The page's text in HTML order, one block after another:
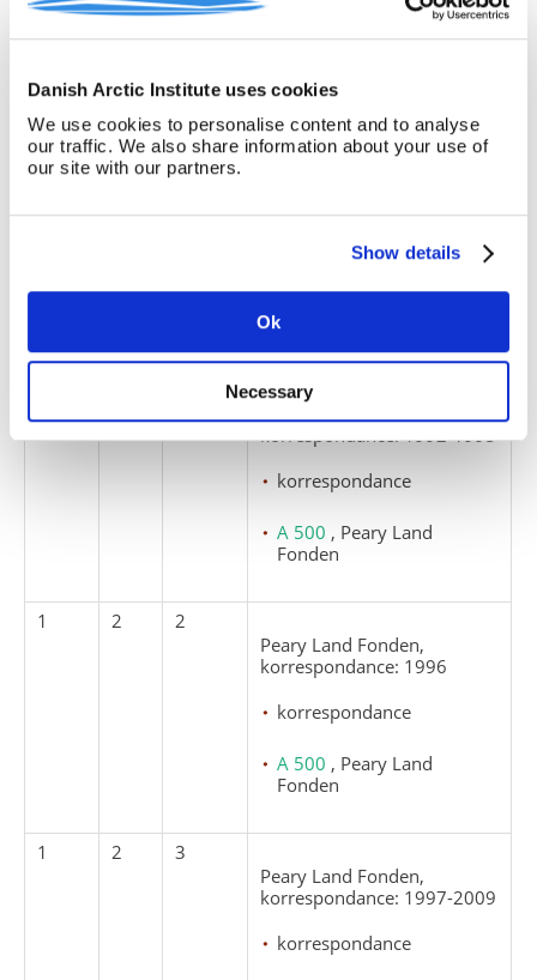
Danish Arctic Institute uses cookies
We use cookies to personalise content and to analyse
our traffic. We also share information about your use of
our site with our partners.
Show details
Ok
Necessary
Ekspeditionen
1
2
korrespondance
A 300, Danmark-
Ekspeditionen
korrespondance: 1992-1995
korrespondance
A 500 , Peary Land
Fonden
1 2
2
Peary Land Fonden,
korrespondance: 1996
korrespondance
A 500 , Peary Land
Fonden
1 2
3
Peary Land Fonden,
korrespondance: 1997-2009
korrespondance